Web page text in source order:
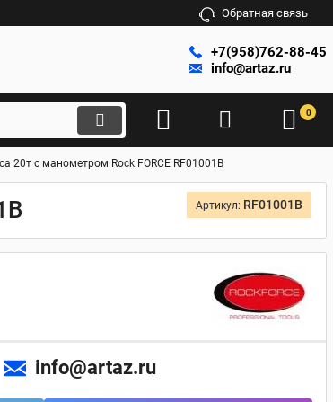
Обратная связь
+7(958)762-88-45
info@artaz.ru
0
20т с манометром Rock FORCE RF01001B
Артикул: RF01001B
info@artaz.ru